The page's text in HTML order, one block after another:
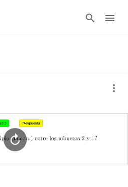
sesión